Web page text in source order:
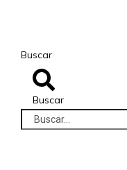
Buscar
Buscar